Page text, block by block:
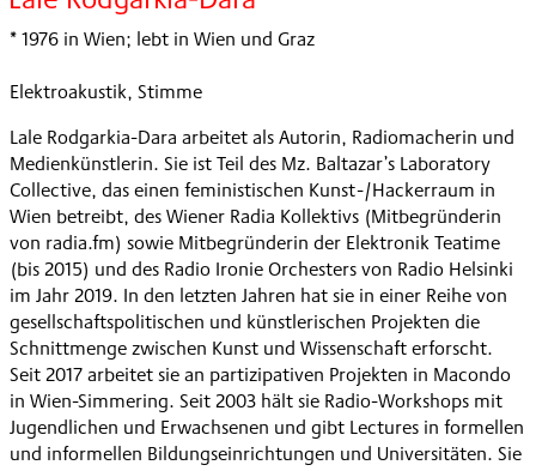
* 1976 in Wien; lebt in Wien und Graz
Elektroakustik, Stimme
Lale Rodgarkia-Dara arbeitet als Autorin, Radiomacherin und
Medienkünstlerin. Sie ist Teil des Mz. Baltazar’s Laboratory
Collective, das einen feministischen Kunst-/Hackerraum in
Wien betreibt, des Wiener Radia Kollektivs (Mitbegründerin
von radia.fm) sowie Mitbegründerin der Elektronik Teatime
(bis 2015) und des Radio Ironie Orchesters von Radio Helsinki
im Jahr 2019. In den letzten Jahren hat sie in einer Reihe von
gesellschaftspolitischen und künstlerischen Projekten die
Schnittmenge zwischen Kunst und Wissenschaft erforscht.
Seit 2017 arbeitet sie an partizipativen Projekten in Macondo
in Wien-Simmering. Seit 2003 hält sie Radio-Workshops mit
Jugendlichen und Erwachsenen und gibt Lectures in formellen
und informellen Bildungseinrichtungen und Universitäten. Sie